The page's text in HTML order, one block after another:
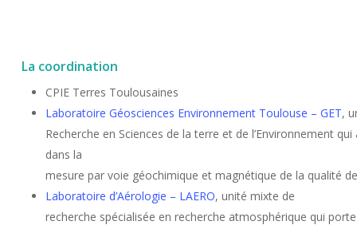
La coordination
CPIE Terres Toulousaines
Laboratoire Géosciences Environnement Toulouse – GET,
Recherche en Sciences de la terre et de l’Environnement
dans la
mesure par voie géochimique et magnétique de la qualité de
Laboratoire d’Aérologie – LAERO, unité mixte de
recherche spécialisée en recherche atmosphérique qui